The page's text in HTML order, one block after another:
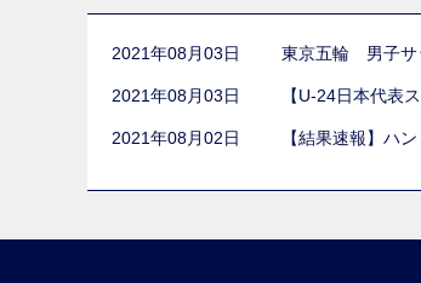
2021年08月03日 東京五輪 男子サ
2021年08月03日 【U-24日本代表
2021年08月02日 【結果速報】ハ